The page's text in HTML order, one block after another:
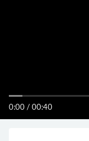
0:00 / 00:40